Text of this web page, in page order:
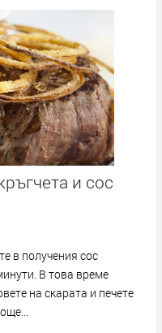
и сос
в получения сос
В това време
на скарата и печете